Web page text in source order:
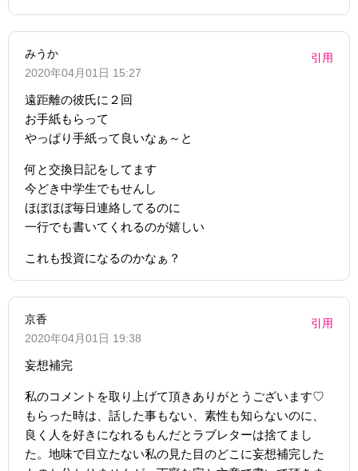
みうか
2020年04月01日 15:27
引用
遠距離の彼氏に２回
お手紙もらって
やっぱり手紙って良いなぁ～と
何と交換日記をしてます
今どき中学生でもせんし
ほぼほぼ毎日連絡してるのに
一行でも書いてくれるのが嬉しい
これも投資になるのかなぁ？
京香
2020年04月01日 19:38
引用
妄想補完
私のコメントを取り上げて頂きありがとうございます♡
もらった時は、話した事もない、素性も知らないのに、
良く人を好きになれるもんだとラブレターは捨てまし
た。地味で目立たない私の見た目のどこに妄想補完した